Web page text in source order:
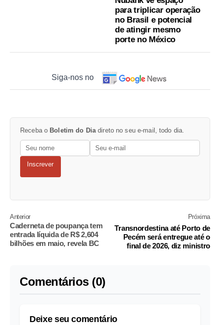
para triplicar operação
no Brasil e potencial
de atingir mesmo
porte no México
Siga-nos no
Receba o Boletim do Dia direto no seu e-mail, todo dia.
Inscrever
Anterior
Caderneta de poupança tem
entrada líquida de R$ 2,604
bilhões em maio, revela BC
Próxima
Transnordestina até Porto de
Pecém será entregue até o
final de 2026, diz ministro
Comentários (0)
Deixe seu comentário